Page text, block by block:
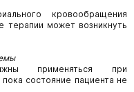
кровообращения
терапии может возникнуть
применяться при
состояние пациента не